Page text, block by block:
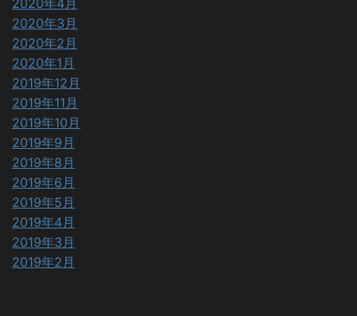
2020年3月
2020年2月
2020年1月
2019年12月
2019年11月
2019年10月
2019年9月
2019年8月
2019年6月
2019年5月
2019年4月
2019年3月
2019年2月